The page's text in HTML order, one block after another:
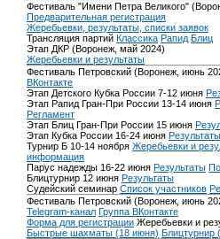
Фестиваль "Имени Петра Великого"
Предварительная регистрация
Жеребьевки, результаты, списки заявок
Трансляция партий Классика Рапид Блиц
Этап ДКР (Воронеж, май 2024)
Жеребьевки и результаты
Фестиваль Петровский (Воронеж, июнь
ВКонтакте
Этап Детского Кубка России 7-12 июня
Этап Рапид Гран-При России 13-14 июня
Регламент
Этап Блиц Гран-При России 15 июня
Этап Кубка России 16-24 июня Результаты
Турнир Б 10-14 ноября Жеребьевки и
информация
Парус надежды 16-22 июня Результаты
Блицтурнир 12 июня Результаты
Судейский семинар Список участников
Фестиваль Петровский (Воронеж, июнь
Telegram-канал Группа ВКонтакте
Форма для регистрации Жеребьевки и
Быстрые шахматы (18 июня) Блицтурнир